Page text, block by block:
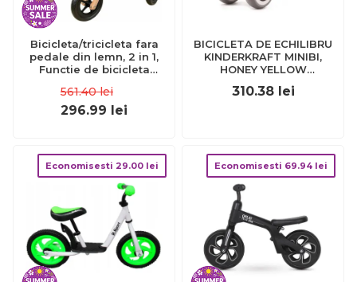
Bicicleta/tricicleta fara
pedale din lemn, 2 in 1,
Functie de bicicleta
Manere antiderapante,
Roti ajustabile, 18 luni – 3
561.40 lei
296.99 lei
BICICLETA DE ECHILIBRU
KINDERKRAFT MINIBI,
HONEY YELLOW
310.38 lei
Economisesti 29.00 lei Economisesti 69.94 lei